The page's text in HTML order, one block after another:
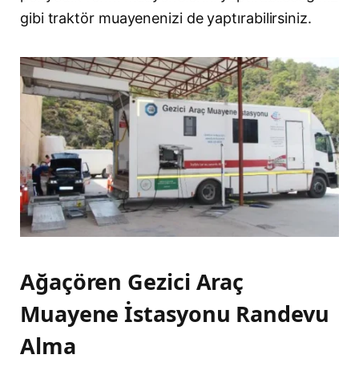
gibi traktör muayenenizi de yaptırabilirsiniz.
Ağaçören Gezici Araç
Muayene İstasyonu Randevu
Alma